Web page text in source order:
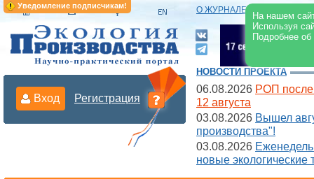
Уведомление подписчикам!
На нашем
Используя
Подробнее
О ЖУРНАЛЕ |
Вход Регистрация
НОВОСТИ ПРОЕКТА
06.08.2026 РОП после
12 августа
03.08.2026 Вышел
производства"!
03.08.2026
новые экологические